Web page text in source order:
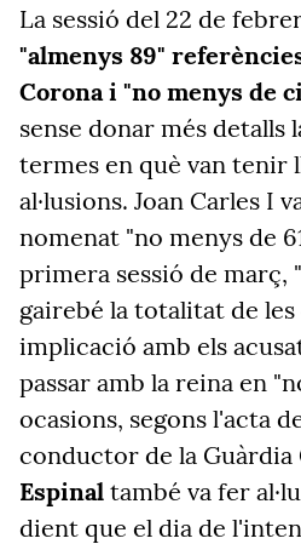
La sessió del 22 de
"almenys 89"
Corona i "no menys de
sense donar més detalls
termes en què van tenir
al·lusions. Joan Carles I
nomenat "no menys de
primera sessió de març,
gairebé la totalitat de les
implicació amb els
passar amb la reina en
ocasions, segons l'acta
conductor de la Guàrdia
Espinal també va fer
dient que el dia de